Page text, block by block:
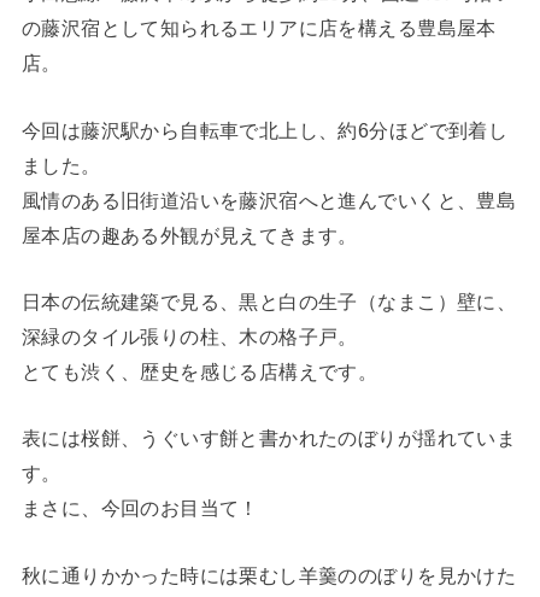
の藤沢宿として知られるエリアに店を構える豊島屋本
店。
今回は藤沢駅から自転車で北上し、約6分ほどで到着し
ました。
風情のある旧街道沿いを藤沢宿へと進んでいくと、豊島
屋本店の趣ある外観が見えてきます。
日本の伝統建築で見る、黒と白の生子（なまこ）壁に、
深緑のタイル張りの柱、木の格子戸。
とても渋く、歴史を感じる店構えです。
表には桜餅、うぐいす餅と書かれたのぼりが揺れていま
す。
まさに、今回のお目当て！
秋に通りかかった時には栗むし羊羹ののぼりを見かけた